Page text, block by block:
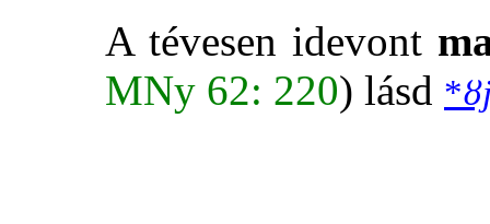
A tévesen idevont
MNy 62: 220) lásd *